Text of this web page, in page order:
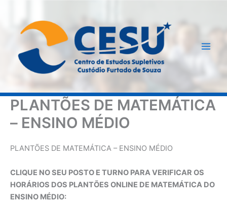
PLANTÕES DE MATEMÁTICA
– ENSINO MÉDIO
PLANTÕES DE MATEMÁTICA – ENSINO MÉDIO
CLIQUE NO SEU POSTO E TURNO PARA VERIFICAR OS
HORÁRIOS DOS PLANTÕES ONLINE DE MATEMÁTICA DO
ENSINO MÉDIO: